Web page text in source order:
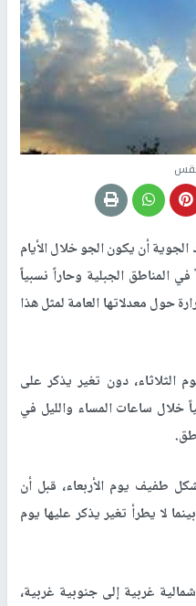
الجوية أن يكون الجو خلال الأيام
المناطق الجبلية وحاراً نسبياً
حول معدلاتها العامة لمثل هذا
الثلاثاء، دون تغير يذكر على
خلال ساعات المساء والليل في
طفيف يوم الأربعاء، قبل أن
لا يطرأ تغير يذكر عليها يوم
غربية إلى جنوبية غربية،